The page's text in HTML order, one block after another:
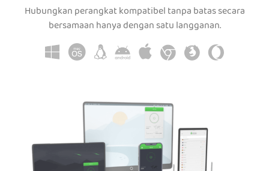
Hubungkan perangkat kompatibel tanpa batas secara
bersamaan hanya dengan satu langganan.